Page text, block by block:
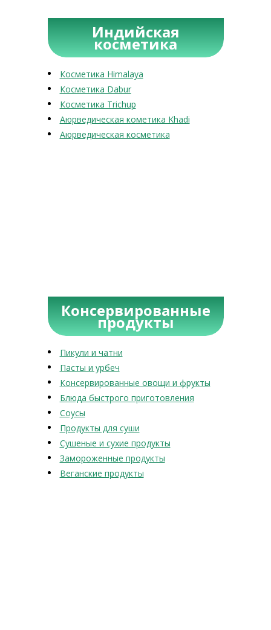
Индийская
косметика
Косметика Himalaya
Косметика Dabur
Косметика Trichup
Аюрведическая кометика Khadi
Аюрведическая косметика
Консервированные
продукты
Пикули и чатни
Пасты и урбеч
Консервированные овощи и фрукты
Блюда быстрого приготовления
Соусы
Продукты для суши
Сушеные и сухие продукты
Замороженные продукты
Веганские продукты